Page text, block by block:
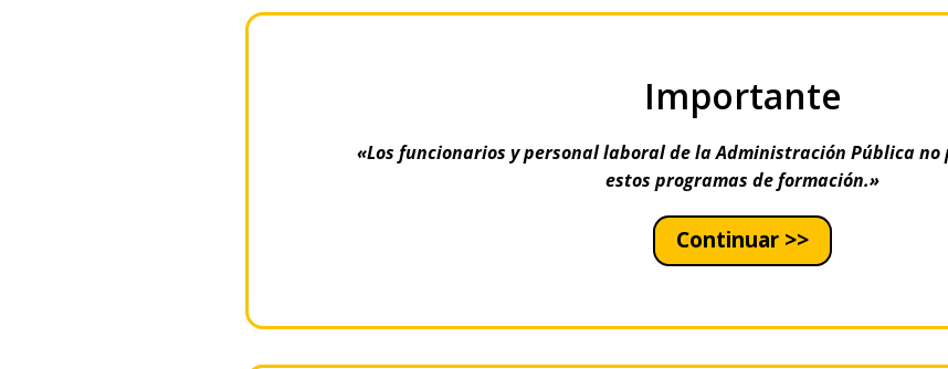
Importante
«Los funcionarios y personal laboral de la Administración Pública
estos programas de formación.»
Continuar >>